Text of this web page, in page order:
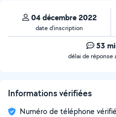
04 décembre 2022
date d’inscription
53
délai de réponse
Informations vérifiées
Numéro de téléphone vérifié